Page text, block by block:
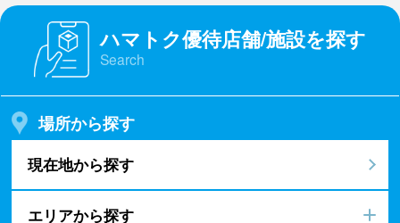
ハマトク優待店舗/施設を探す
Search
場所から探す
現在地から探す
エリアから探す